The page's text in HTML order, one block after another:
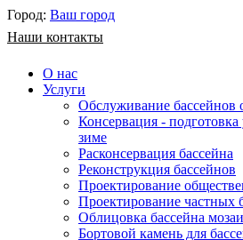
Город: Ваш город
Наши контакты
О нас
Услуги
Обслуживание бассейнов
Консервация - подготовка
зиме
Расконсервация бассейна
Реконструкция бассейнов
Проектирование
Проектирование частных
​Облицовка бассейна
Бортовой камень для